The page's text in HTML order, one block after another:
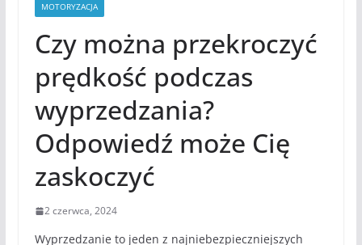
MOTORYZACJA
Czy można przekroczyć
prędkość podczas
wyprzedzania?
Odpowiedź może Cię
zaskoczyć
2 czerwca, 2024
Wyprzedzanie to jeden z najniebezpieczniejszych